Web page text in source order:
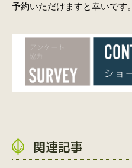
予約いただけますと幸いです。
関連記事